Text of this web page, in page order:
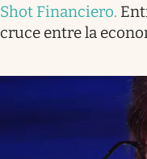
Shot Financiero.
cruce entre la